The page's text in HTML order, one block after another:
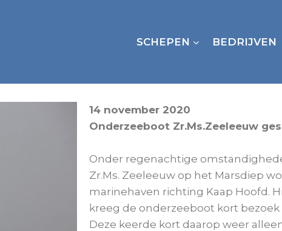
SCHEPEN BEDRIJVEN
14 november 2020
Onderzeeboot Zr.Ms.Zeeleeuw
Onder regenachtige
Zr.Ms. Zeeleeuw op het Marsdiep
marinehaven richting Kaap Hoofd.
kreeg de onderzeeboot kort
Deze keerde kort daarop weer